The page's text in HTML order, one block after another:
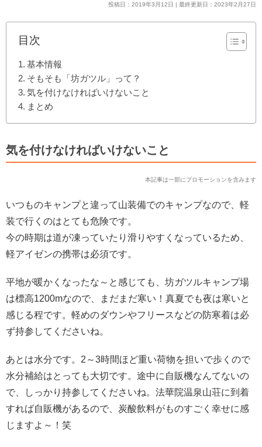
投稿日：2019年3月12日 | 最終更新日：2023年2月27日
目次
基本情報
そもそも「坊ガツル」って？
気を付けなければいけないこと
まとめ
気を付けなければいけないこと
本記事は一部にプロモーションを含みます
いつものキャンプと違って山装備でのキャンプなので、軽
装で行くのはとても危険です。
今の時期は道が凍っていたり滑りやすくなっているため、
軽アイゼンの携帯は必須です。
平地が暖かくなったな～と感じても、坊ガツルキャンプ場
は標高1200mなので、まだまだ寒い！真夏でも夜は寒いと
感じる程です。軽めのダウンやフリースなどの防寒着は必
ず持参してくださいね。
あとは水分です。2～3時間ほど重い荷物を担いで歩くので
水分補給はとっても大切です。途中に自販機なんてないの
で、しっかり持参してくださいね。法華院温泉山荘に到着
すれば自販機があるので、炭酸飲料がものすごく幸せに感
じますよ～！笑